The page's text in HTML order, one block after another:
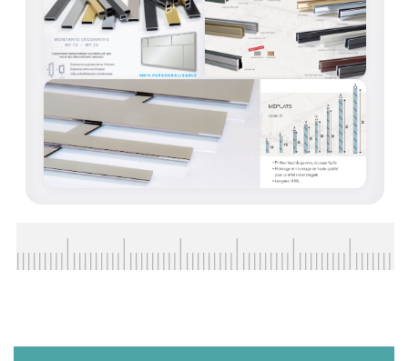
VERRE FEUILLETÉ/TREMPÉ
DALLE DE SOL EN VERRE
PORTE EN VERRE
GARDE CORPS EN VERRE
VERRIÈRE TYPE ATELIER